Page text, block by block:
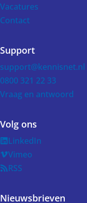
Vacatures
Contact
Support
support@kennisnet.nl
0800 321 22 33
Vraag en antwoord
Volg ons
LinkedIn
Vimeo
RSS
Nieuwsbrieven